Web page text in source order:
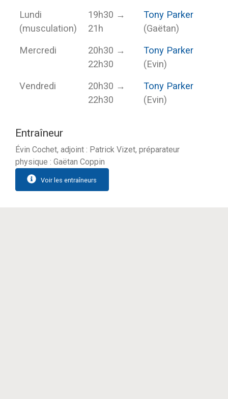
Lundi
(musculation)
19h30 →
21h
Tony Parker
(Gaëtan)
Mercredi
20h30 →
22h30
Tony Parker
(Evin)
Vendredi
20h30 →
22h30
Tony Parker
(Evin)
Entraîneur
Évin Cochet, adjoint : Patrick Vizet, préparateur
physique : Gaëtan Coppin
Voir les entraîneurs